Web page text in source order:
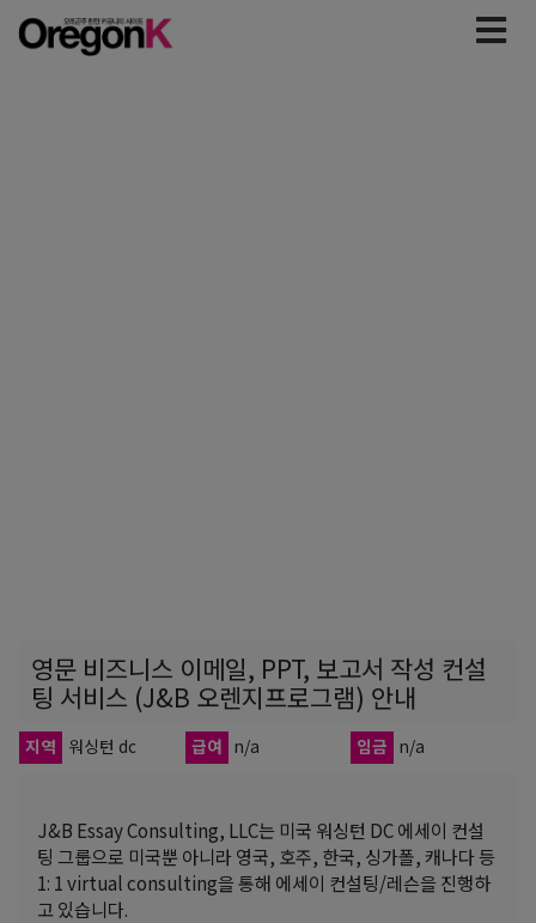
영문 비즈니스 이메일, PPT, 보고서 작성 컨설
팅 서비스 (J&B 오렌지프로그램) 안내
지역 워싱턴 dc 급여 n/a 임금 n/a
J&B Essay Consulting, LLC는 미국 워싱턴 DC 에세이 컨설
팅 그룹으로 미국뿐 아니라 영국, 호주, 한국, 싱가폴, 캐나다 등
1: 1 virtual consulting을 통해 에세이 컨설팅/레슨을 진행하
고 있습니다.